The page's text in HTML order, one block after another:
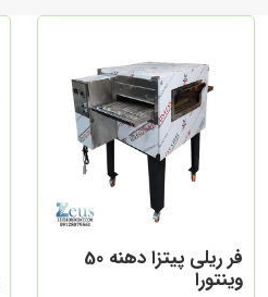
فر ریلی پیتزا دهنه 50
وینتورا